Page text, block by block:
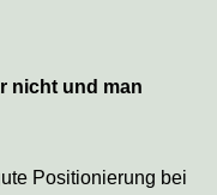
nicht und man
Positionierung bei